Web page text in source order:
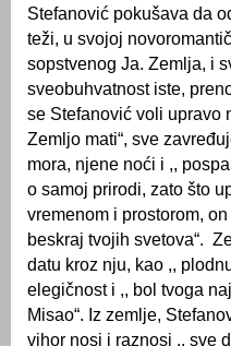
Stefanović pokušava da
teži, u svojoj
sopstvenog Ja. Zemlјa, i
sveobuhvatnost iste,
se Stefanović voli upravo
Zemlјo mati“, sve
mora, njene noći i ,,
o samoj prirodi, zato što
vremenom i prostorom,
beskraj tvojih svetova“.
datu kroz nju, kao ,,
elegičnost i ,, bol tvoga
Misao“. Iz zemlјe,
vihor nosi i raznosi ,, sve